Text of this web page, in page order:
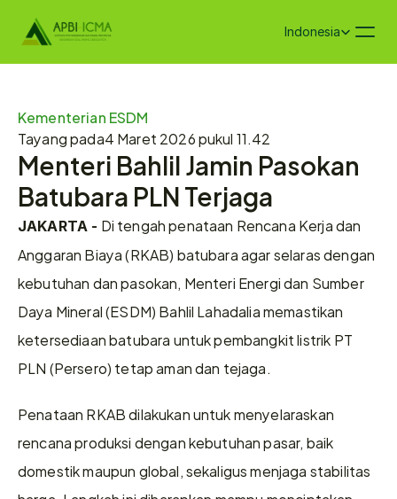
Select Language
Indonesia
Kementerian ESDM
Tayang pada4 Maret 2026 pukul 11.42
Menteri Bahlil Jamin Pasokan
Batubara PLN Terjaga
JAKARTA - Di tengah penataan Rencana Kerja dan
Anggaran Biaya (RKAB) batubara agar selaras dengan
kebutuhan dan pasokan, Menteri Energi dan Sumber
Daya Mineral (ESDM) Bahlil Lahadalia memastikan
ketersediaan batubara untuk pembangkit listrik PT
PLN (Persero) tetap aman dan tejaga.
Penataan RKAB dilakukan untuk menyelaraskan
rencana produksi dengan kebutuhan pasar, baik
domestik maupun global, sekaligus menjaga stabilitas